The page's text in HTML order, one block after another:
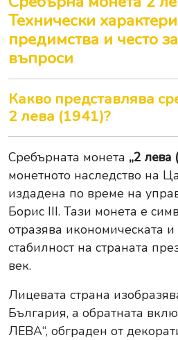
Технически
предимства и често
въпроси
Какво представлява
2 лева (1941)?
Сребърната монета „2 лева
монетното наследство на
издадена по време на
Борис III. Тази монета е
отразява икономическата и
стабилност на страната
век.
Лицевата страна
България, а обратната
ЛЕВА“, обграден от